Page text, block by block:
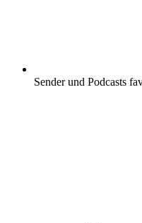
Sender und Podcasts